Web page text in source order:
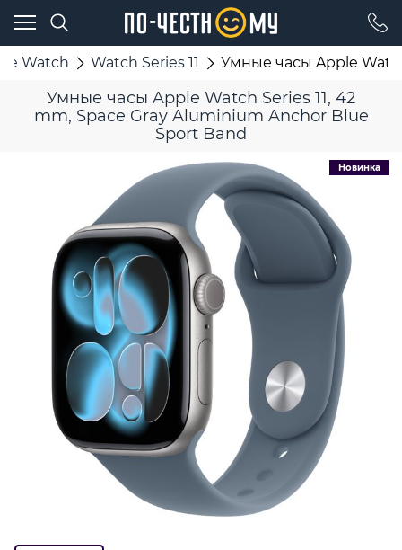
Watch Watch Series 11 Умные часы Apple
Умные часы Apple Watch Series 11, 42
mm, Space Gray Aluminium Anchor Blue
Sport Band
Новинка